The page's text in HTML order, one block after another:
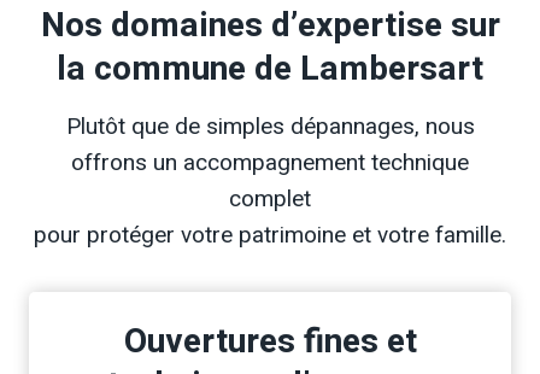
Nos domaines d’expertise sur
la commune de Lambersart
Plutôt que de simples dépannages, nous
offrons un accompagnement technique
complet
pour protéger votre patrimoine et votre famille.
Ouvertures fines et